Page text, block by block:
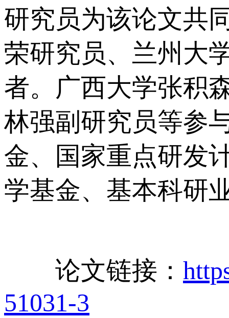
研究员为该论文共
荣研究员、兰州大
者。广西大学张积
林强副研究员等参
金、国家重点研发
学基金、基本科研
论文链接：
51031-3